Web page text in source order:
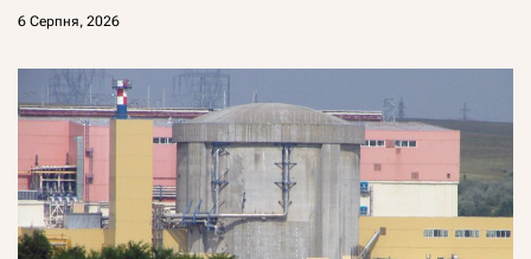
6 Серпня, 2026